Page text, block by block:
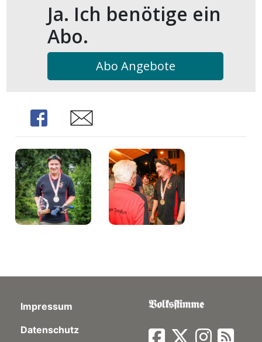
Ja. Ich benötige ein
Abo.
Abo Angebote
Share Share
Impressum
Datenschutz